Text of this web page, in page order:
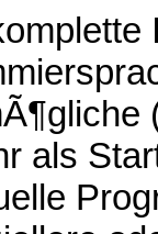
als